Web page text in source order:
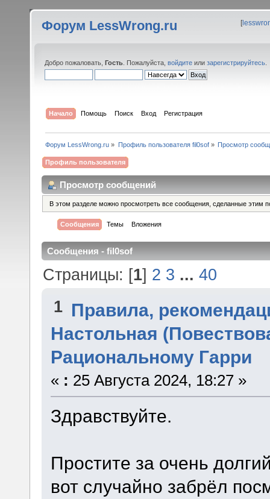
Форум LessWrong.ru [
Добро пожаловать, Гость . Пожалуйста, войдите или зарегистрируйтесь
Начало Помощь Поиск Вход Регистрация
Форум LessWrong.ru » Профиль пользователя fil0sof» Просмотр
Профиль пользователя
Просмотр сообщений
В этом разделе можно просмотреть все сообщения, сделанные этим
Сообщения Темы Вложения
Сообщения - fil0sof
Страницы: [1] 2 3 ...40
1 Правила,
Настольная
Рациональному Гарри
« : 25 Августа 2024, 18:27 »
Здравствуйте.
Простите за очень
вот случайно забрёл